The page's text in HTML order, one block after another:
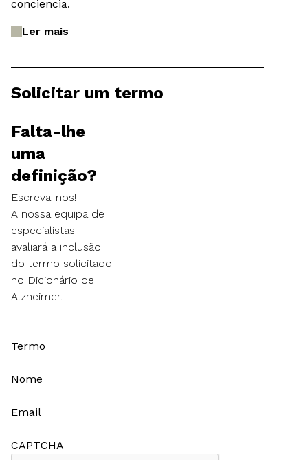
conciencia.
Ler mais
Solicitar um termo
Falta-lhe
uma
definição?
Escreva-nos!
A nossa equipa de
especialistas
avaliará a inclusão
do termo solicitado
no Dicionário de
Alzheimer.
Termo
Nome
Email
CAPTCHA